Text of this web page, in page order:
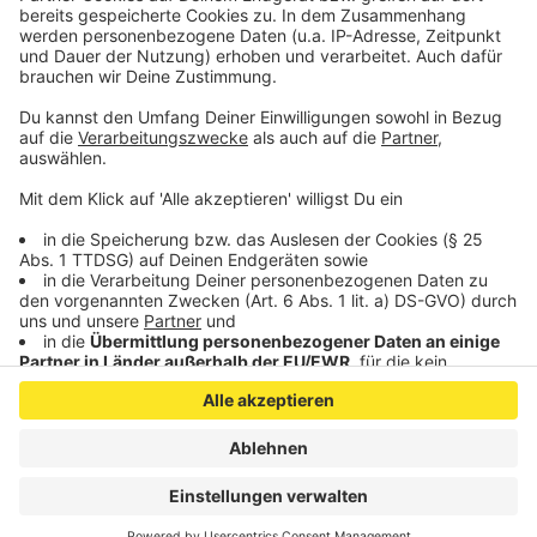
Anzeige
Anzeige
Anzeige